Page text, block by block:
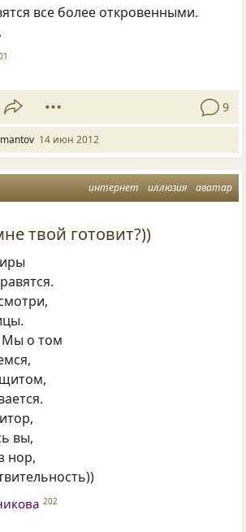
все более откровенными.
9
14 июн 2012
интернет иллюзия аватар
твой готовит?))
Мы о том
вы,
нор,
202